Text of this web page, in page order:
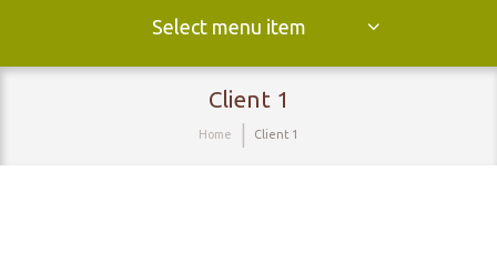
Select menu item
Client 1
Home Client 1